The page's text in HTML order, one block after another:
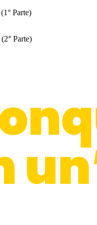
(1° Parte)
(2° Parte)